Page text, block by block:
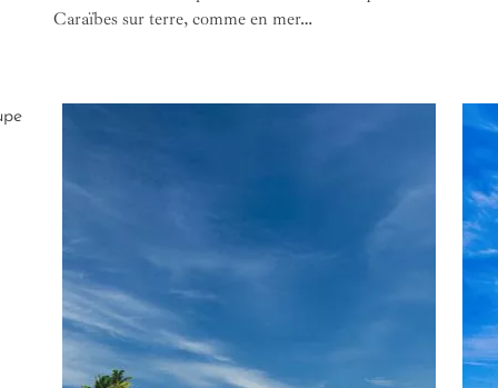
Caraïbes sur terre, comme en mer…